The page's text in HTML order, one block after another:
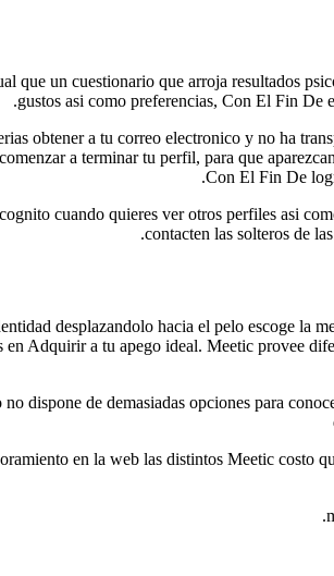
que un cuestionario que arroja resultados
gustos asi­ como preferencias, Con El Fin De
obtener a tu correo electronico y no ha
a terminar tu perfil, para que
Con El Fin De
cuando quieres ver otros perfiles asi­
contacten las solteros de
desplazandolo hacia el pelo escoge la
Adquirir a tu apego ideal. Meetic provee
dispone de demasiadas opciones para
en la web las distintos Meetic costo